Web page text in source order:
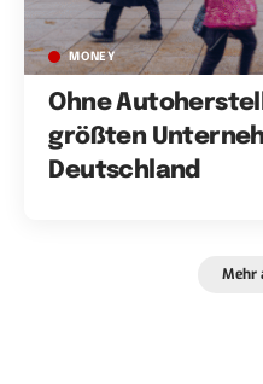
MONEY
Ohne
größten
Deutschland
Mehr